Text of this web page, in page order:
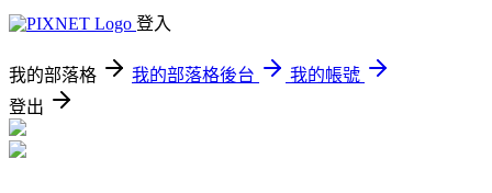
登入
我的部落格 我的部落格後台
我的帳號
登出